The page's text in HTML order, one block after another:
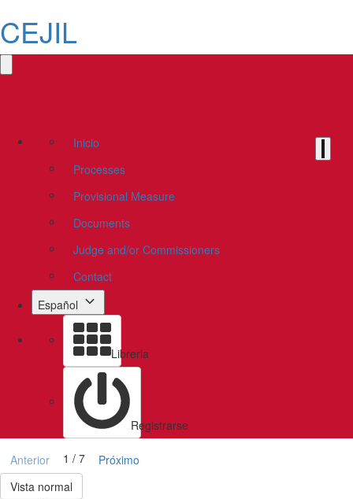
CEJIL
Inicio
Processes
Provisional Measure
Documents
Judge and/or Commissioners
Contact
Español
Libreria
Registrarse
Anterior 1 / 7
Próximo
Vista normal